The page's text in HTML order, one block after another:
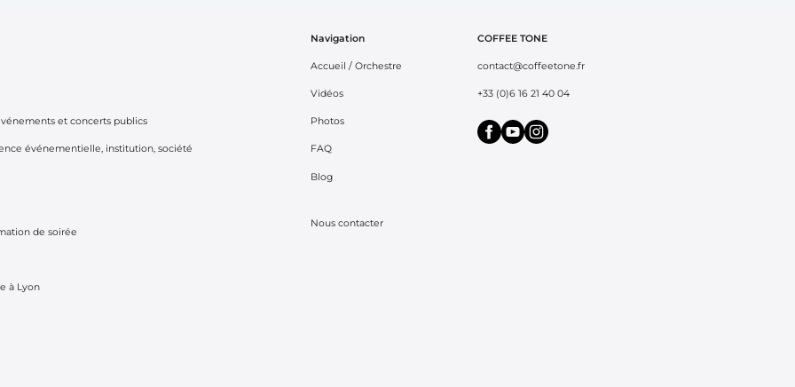
COFFEE TONE
contact@coffeetone.fr
+33 (0)6 16 21 40 04
Navigation
Accueil / Orchestre
Vidéos
Photos
FAQ
Blog
Nous contacter
et concerts publics
événementielle, institution, société
de soirée
à Lyon